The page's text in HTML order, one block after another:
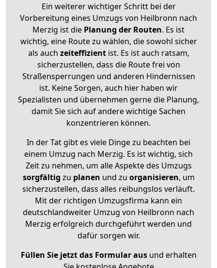
Ein weiterer wichtiger Schritt bei der
Vorbereitung eines Umzugs von Heilbronn nach
Merzig ist die Planung der Routen. Es ist
wichtig, eine Route zu wählen, die sowohl sicher
als auch zeiteffizientist. Es ist auch ratsam,
sicherzustellen, dass die Route frei von
Straßensperrungen und anderen Hindernissen
ist. Keine Sorgen, auch hier haben wir
Spezialisten und übernehmen gerne die Planung,
damit Sie sich auf andere wichtige Sachen
konzentrieren können.
In der Tat gibt es viele Dinge zu beachten bei
einem Umzug nach Merzig. Es ist wichtig, sich
Zeit zu nehmen, um alle Aspekte des Umzugs
sorgfältig zu planen und zu organisieren, um
sicherzustellen, dass alles reibungslos verläuft.
Mit der richtigen Umzugsfirma kann ein
deutschlandweiter Umzug von Heilbronn nach
Merzig erfolgreich durchgeführt werden und
dafür sorgen wir.
Füllen Sie jetzt das Formular ausund erhalten